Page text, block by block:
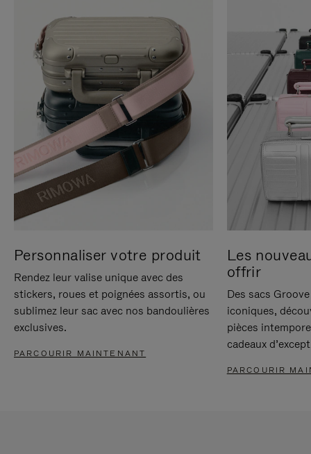
Personnaliser votre produit
Rendez leur valise unique avec des
stickers, roues et poignées assortis, ou
sublimez leur sac avec nos bandoulières
exclusives.
PARCOURIR MAINTENANT
Les
offrir
Des sacs
iconiques,
pièces
cadeaux
PARCOURIR